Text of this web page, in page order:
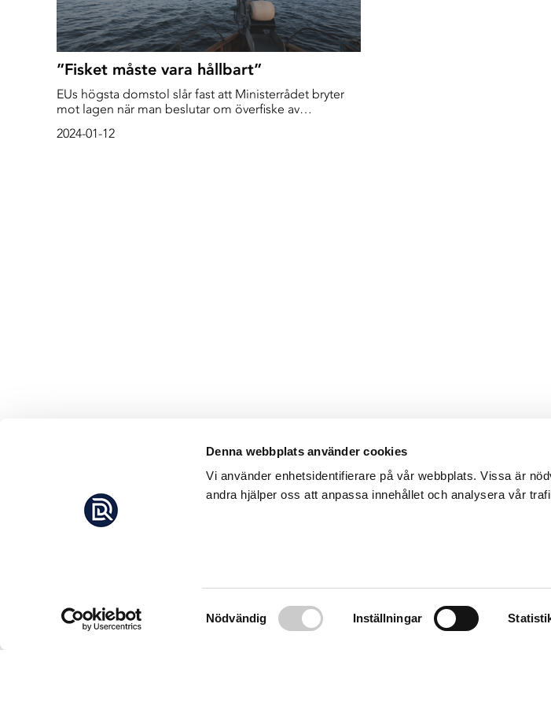
Denna webbplats använder cookies
Vi använder enhetsidentifierare på vår webbplats. Vissa är
andra hjälper oss att anpassa innehållet och analysera vår
Samtyckesval
Nödvändig Inställningar
”Fisket måste vara hållbart”
EUs högsta domstol slår fast att Ministerrådet bryter
mot lagen när man beslutar om överfiske av
Men samtidigt ger domstolen ministrarna rätt till
2024-01-12